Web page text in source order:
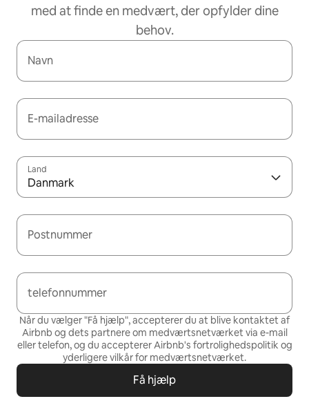
med at finde en medvært, der opfylder dine
behov.
Navn
E-mailadresse
Land
Danmark
Postnummer
telefonnummer
Når du vælger "Få hjælp", accepterer du at blive kontaktet af
Airbnb og dets partnere om medværtsnetværket via e-mail
eller telefon, og du accepterer Airbnb's fortrolighedspolitik og
yderligere vilkår for medværtsnetværket.
Få hjælp